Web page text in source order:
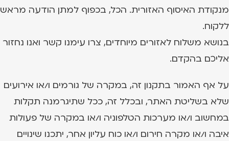
מנקודת האיסוף האזורית. הכל, בכפוף למתן הודעה מראש
ללקוח.
בנושא משלוח לאזורים מיוחדים, צרו עימנו קשר ואנו נחזור
אליכם בהקדם.
על אף האמור בתקנון זה, במקרה של גורמים ו/או אירועים
שלא בשליטת האתר, ובכלל זה, ככל שתיגרמנה תקלות
במחשוב ו/או מערכות הטלפוניה ו/או במקרה של פעולות
איבה ו/או מקרה חירום ו/או כוח עליון אחר, יתכנו שינויים